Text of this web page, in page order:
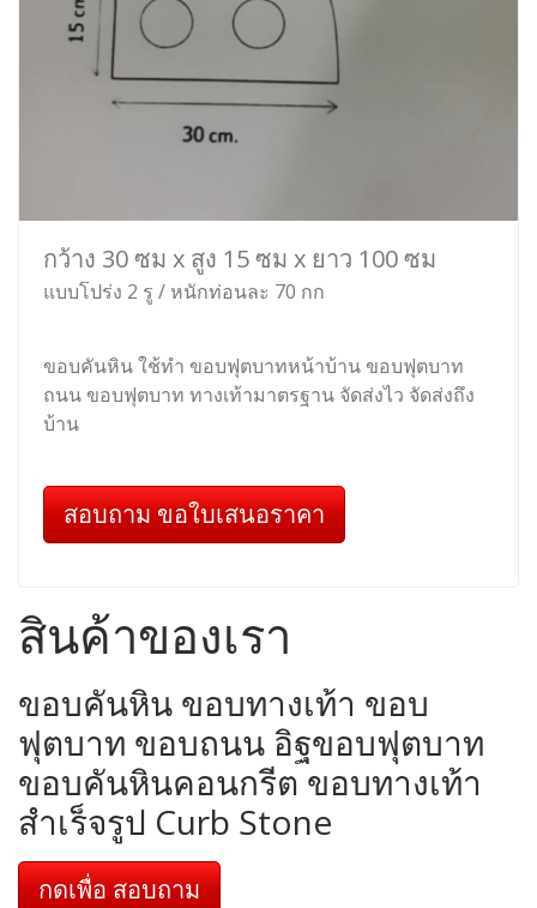
กว้าง 30 ซม x สูง 15 ซม x ยาว 100 ซม
แบบโปร่ง 2 รู / หนักท่อนละ 70 กก
ขอบคันหิน ใช้ทำ ขอบฟุตบาทหน้าบ้าน ขอบฟุตบาท
ถนน ขอบฟุตบาท ทางเท้ามาตรฐาน จัดส่งไว จัดส่งถึง
บ้าน
สอบถาม ขอใบเสนอราคา
สินค้าของเรา
ขอบคันหิน ขอบทางเท้า ขอบ
ฟุตบาท ขอบถนน อิฐขอบฟุตบาท
ขอบคันหินคอนกรีต ขอบทางเท้า
สำเร็จรูป Curb Stone
กดเพื่อ สอบถาม